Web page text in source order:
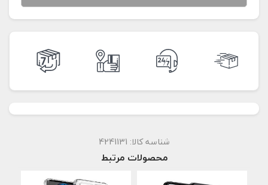
شناسه کالا: 4241131
محصولات مرتبط